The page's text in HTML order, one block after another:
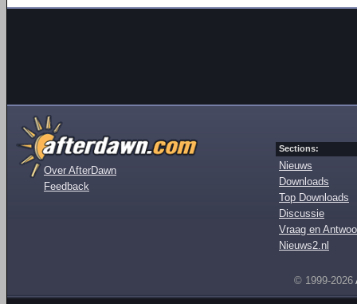
Over AfterDawn
Feedback
Sections:
Nieuws
Downloads
Top Downloads
Discussie
Vraag en
Nieuws2.nl
© 1999-2026